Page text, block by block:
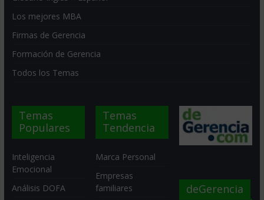
Los mejores MBA
Firmas de Gerencia
Formación de Gerencia
Todos los Temas
Temas
Populares
Inteligencia
Emocional
Análisis DOFA
Temas
Tendencia
Marca Personal
Empresas
familiares
deGerencia